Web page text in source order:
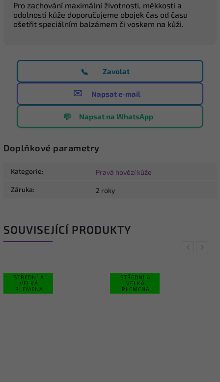
Pro zachování maximální životnosti, měkkosti a
odolnosti kůže doporučujeme obojek čas od času
ošetřit speciálním balzámem či voskem na kůži.
📞 Zavolat
✉️ Napsat e-mail
💬 Napsat na WhatsApp
Doplňkové parametry
Kategorie: Pravá hovězí kůže
Záruka: 2 roky
SOUVISEJÍCÍ PRODUKTY
Previous
STŘEDNÍ A
VELKÁ
PLEMENA
STŘEDNÍ A
VELKÁ
PLEMENA
Next